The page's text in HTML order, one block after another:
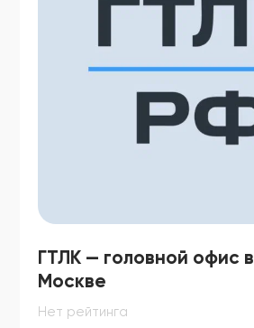
ГТЛК — головной офис в
Москве
Нет рейтинга